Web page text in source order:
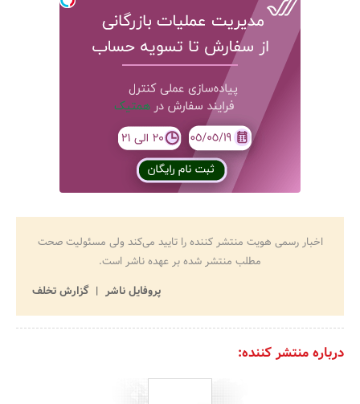
جستجو
اخبار رسمی هویت منتشر کننده را تایید می‌کند ولی مسئولیت صحت
مطلب منتشر شده بر عهده ناشر است.
پروفایل ناشر
گزارش تخلف
درباره منتشر کننده: